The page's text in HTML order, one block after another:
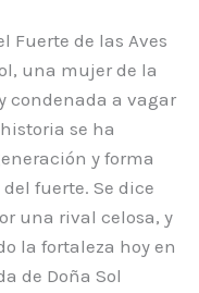
Fuerte de las Aves
una mujer de la
condenada a vagar
se ha
y forma
fuerte. Se dice
una rival celosa, y
la fortaleza hoy en
de Doña Sol